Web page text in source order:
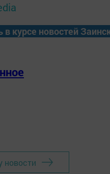
курсе новостей
новости